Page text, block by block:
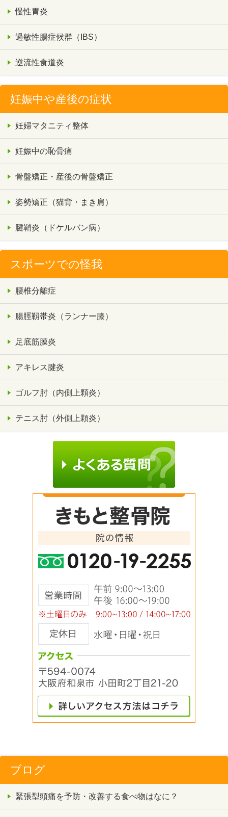
慢性胃炎
過敏性腸症候群（IBS）
逆流性食道炎
妊娠中や産後の症状
妊婦マタニティ整体
妊娠中の恥骨痛
骨盤矯正・産後の骨盤矯正
姿勢矯正（猫背・まき肩）
腱鞘炎（ドケルバン病）
スポーツでの怪我
腰椎分離症
腸脛靱帯炎（ランナー膝）
足底筋膜炎
アキレス腱炎
ゴルフ肘（内側上顆炎）
テニス肘（外側上顆炎）
ブログ
緊張型頭痛を予防・改善する食べ物はなに？